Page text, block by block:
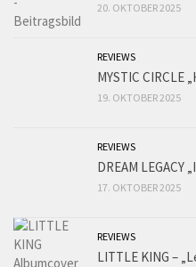
20. OKTOBER 2025
REVIEWS
MYSTIC CIRCLE
19. OKTOBER 2025
REVIEWS
DREAM LEGACY
17. OKTOBER 2025
REVIEWS
LITTLE KING –